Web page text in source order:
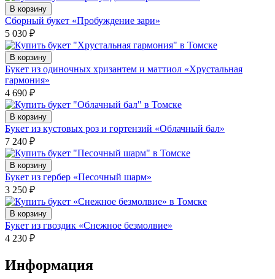
В корзину
Сборный букет «Пробуждение зари»
5 030 ₽
В корзину
Букет из одиночных хризантем и маттиол «Хрустальная
гармония»
4 690 ₽
В корзину
Букет из кустовых роз и гортензий «Облачный бал»
7 240 ₽
В корзину
Букет из гербер «Песочный шарм»
3 250 ₽
В корзину
Букет из гвоздик «Снежное безмолвие»
4 230 ₽
Информация